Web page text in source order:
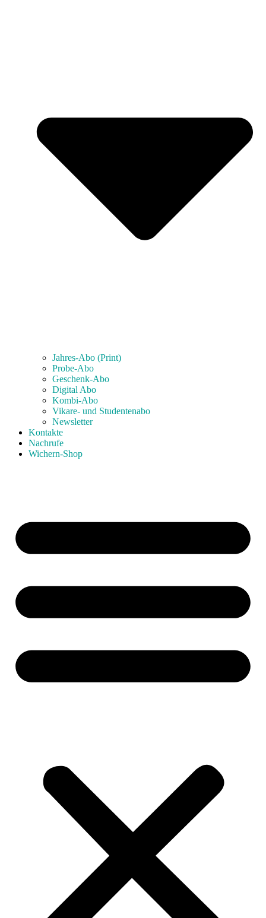
Jahres-Abo (Print)
Probe-Abo
Geschenk-Abo
Digital Abo
Kombi-Abo
Vikare- und Studentenabo
Newsletter
Kontakte
Nachrufe
Wichern-Shop